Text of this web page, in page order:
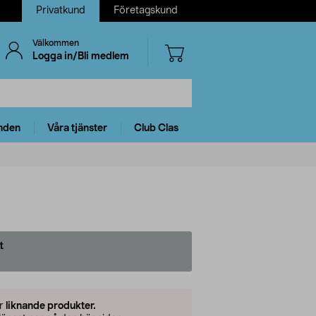
Privatkund Företagskund
Välkommen
Logga in/Bli medlem
Våra tjänster Club Clas
liknande produkter.